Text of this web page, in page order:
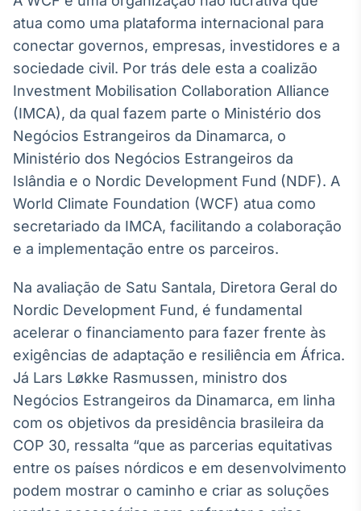
Broadcast
integração de
conteúdos e
dados
Broadcast
Ticker
Cotações e
headlines de
notícias
Broadcast
Componentes
para conteúdos e
funcionalidades
Broadcast
Wallboard
Conteúdos e
dados para
displays e telas
atua como uma plataforma internacional para
conectar governos, empresas, investidores e a
sociedade civil. Por trás dele esta a coalizão
Investment Mobilisation Collaboration Alliance
(IMCA), da qual fazem parte o Ministério dos
Negócios Estrangeiros da Dinamarca, o
Ministério dos Negócios Estrangeiros da
Islândia e o Nordic Development Fund (NDF). A
World Climate Foundation (WCF) atua como
secretariado da IMCA, facilitando a colaboração
e a implementação entre os parceiros.
Na avaliação de Satu Santala, Diretora Geral do
Nordic Development Fund, é fundamental
acelerar o financiamento para fazer frente às
exigências de adaptação e resiliência em África.
Já Lars Løkke Rasmussen, ministro dos
Negócios Estrangeiros da Dinamarca, em linha
com os objetivos da presidência brasileira da
COP 30, ressalta “que as parcerias equitativas
entre os países nórdicos e em desenvolvimento
podem mostrar o caminho e criar as soluções